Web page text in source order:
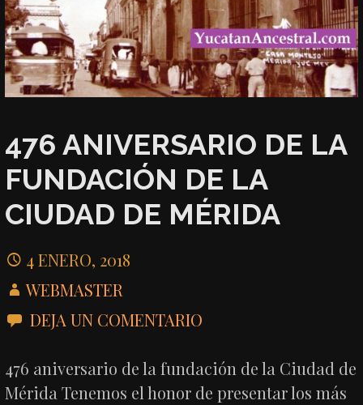
476 ANIVERSARIO DE LA
FUNDACIÓN DE LA
CIUDAD DE MÉRIDA
4 ENERO, 2018
WEBMASTER
DEJA UN COMENTARIO
476 aniversario de la fundación de la Ciudad de
Mérida Tenemos el honor de presentar los más